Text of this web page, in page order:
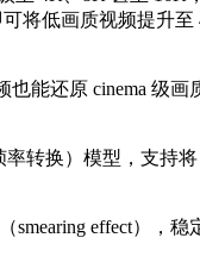
将低画质视频提升至
能还原 cinema 级画
转换）模型，支持
effect），稳